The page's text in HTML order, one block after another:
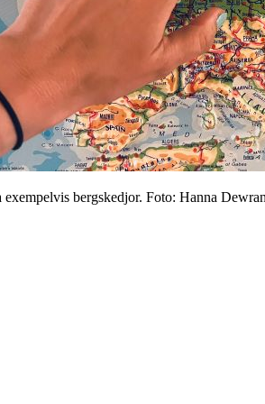
exempelvis bergskedjor. Foto: Hanna